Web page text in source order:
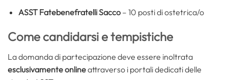
ASST Fatebenefratelli Sacco– 10 posti di ostetrica/o
Come candidarsi e tempistiche
La domanda di partecipazione deve essere inoltrata
esclusivamente onlineattraverso i portali dedicati delle